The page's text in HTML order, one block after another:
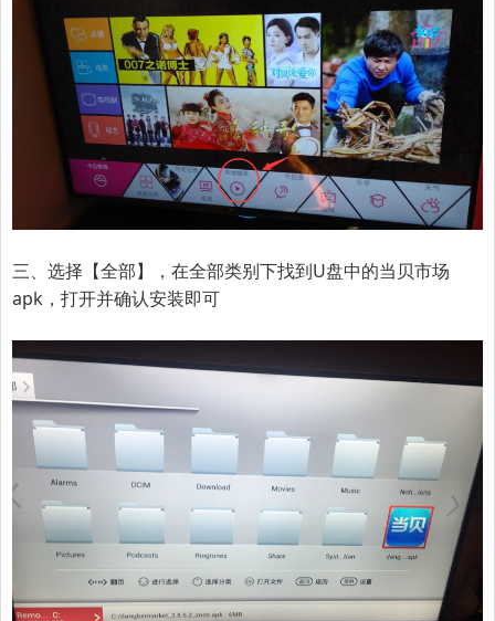
三、选择【全部】，在全部类别下找到U盘中的当贝市场
apk，打开并确认安装即可